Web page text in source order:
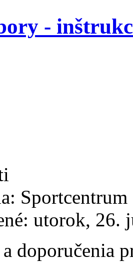
-
Sportcentrum
utorok, 26.
doporučenia